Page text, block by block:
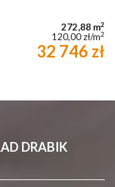
272,88 m2
120,00 zł/m2
32 746 zł
DRABIK